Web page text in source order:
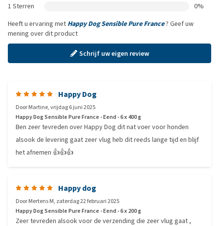
1 Sterren
0%
Heeft u ervaring met Happy Dog Sensible Pure France? Geef uw
mening over dit product
Schrijf uw eigen review
Happy Dog
DoorMartine,vrijdag 6 juni 2025
Happy Dog Sensible Pure France - Eend - 6 x 400 g
Ben zeer tevreden over Happy Dog dit nat voer voor honden
alsook de levering gaat zeer vlug heb dit reeds lange tijd en blijf
het afnemen 👍👍👍
Happy dog
DoorMertens M, zaterdag 22 februari 2025
Happy Dog Sensible Pure France - Eend - 6 x 200 g
Zeer tevreden alsook voor de verzending die zeer vlug gaat ,